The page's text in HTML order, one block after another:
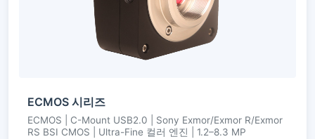
ECMOS 시리즈
ECMOS | C-Mount USB2.0 | Sony Exmor/Exmor R/Exmor
RS BSI CMOS | Ultra-Fine 컬러 엔진 | 1.2–8.3 MP